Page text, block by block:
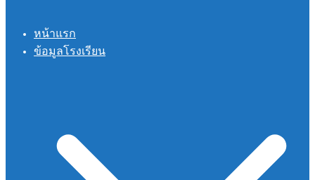
หน้าแรก
ข้อมูลโรงเรียน